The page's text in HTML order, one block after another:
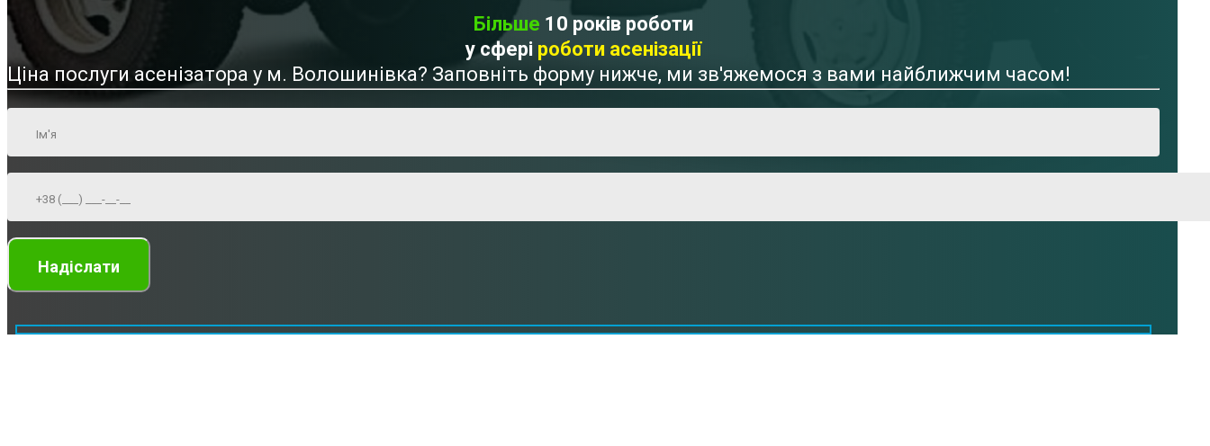
Більше 10 років роботи
у сфері роботи асенізації
Ціна послуги асенізатора у м. Волошинівка? Заповніть форму нижче, ми зв'яжемося з вами найближчим часом!